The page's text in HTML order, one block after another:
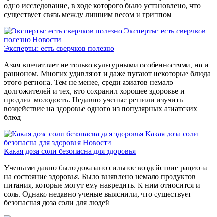
одно исследование, в ходе которого было установлено, что
существует связь между лишним весом и гриппом
Эксперты: есть сверчков
полезно Новости
Эксперты: есть сверчков полезно
Азия впечатляет не только культурными особенностями, но и
рационом. Многих удивляют и даже пугают некоторые блюда
этого региона. Тем не менее, среди азиатов немало
долгожителей и тех, кто сохранил хорошее здоровье и
продлил молодость. Недавно ученые решили изучить
воздействие на здоровье одного из популярных азиатских
блюд
Какая доза соли
безопасна для здоровья Новости
Какая доза соли безопасна для здоровья
Учеными давно было доказано сильное воздействие рациона
на состояние здоровья. Было выявлено немало продуктов
питания, которые могут ему навредить. К ним относится и
соль. Однако недавно ученые выяснили, что существует
безопасная доза соли для людей